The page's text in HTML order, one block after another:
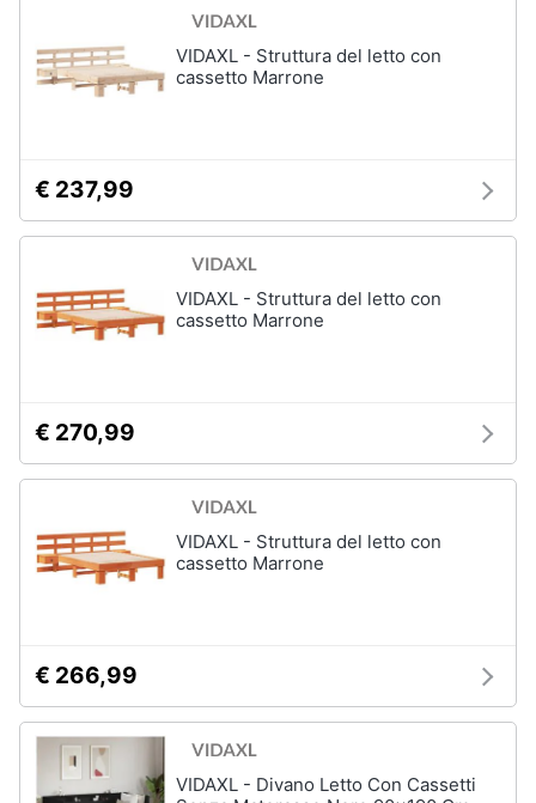
VIDAXL - Struttura del letto con
cassetto Marrone
€ 237,99
VIDAXL - Struttura del letto con
cassetto Marrone
€ 270,99
VIDAXL - Struttura del letto con
cassetto Marrone
€ 266,99
VIDAXL - Divano Letto Con Cassetti